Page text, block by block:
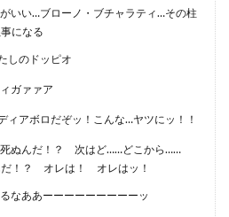
いい…ブローノ・ブチャラティ…その柱
になる
しのドッピオ
ガァァア
ィアボロだぞッ！こんな…ヤツにッ！！
ぬんだ！？ 次はど……どこから……
だ！？ オレは！ オレはッ！
なああーーーーーーーーーッ